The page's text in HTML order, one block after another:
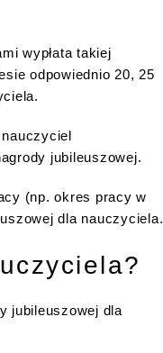
wypłata takiej
odpowiednio 20, 25
jubileuszowej.
(np. okres pracy w
dla nauczyciela.
jubileuszowej dla